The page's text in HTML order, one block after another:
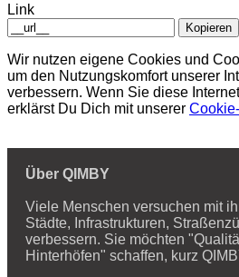
Link
Kopieren
Wir nutzen eigene Cookies und
um den Nutzungskomfort unserer
verbessern. Wenn Sie diese
erklärst Du Dich mit unserer
Über QIMBY
Viele Menschen versuchen mit
Städte, Infrastrukturen,
verbessern. Sie möchten
Hinterhöfen" schaffen, kurz